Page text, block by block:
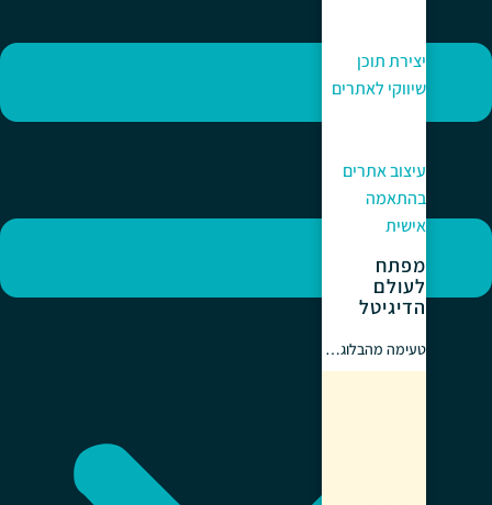
יצירת תוכן
שיווקי לאתרים
עיצוב אתרים
בהתאמה
אישית
מפתח
לעולם
הדיגיטל
טעימה מהבלוג…